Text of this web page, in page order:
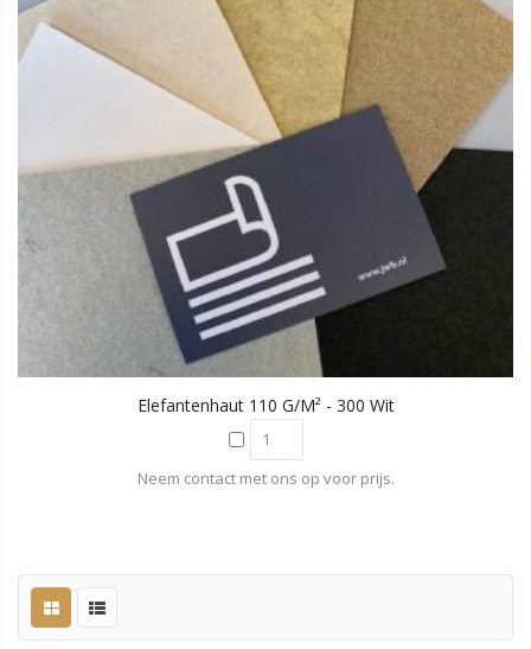
Elefantenhaut 110 G/m² - 300 Wit
Neem contact met ons op voor prijs.